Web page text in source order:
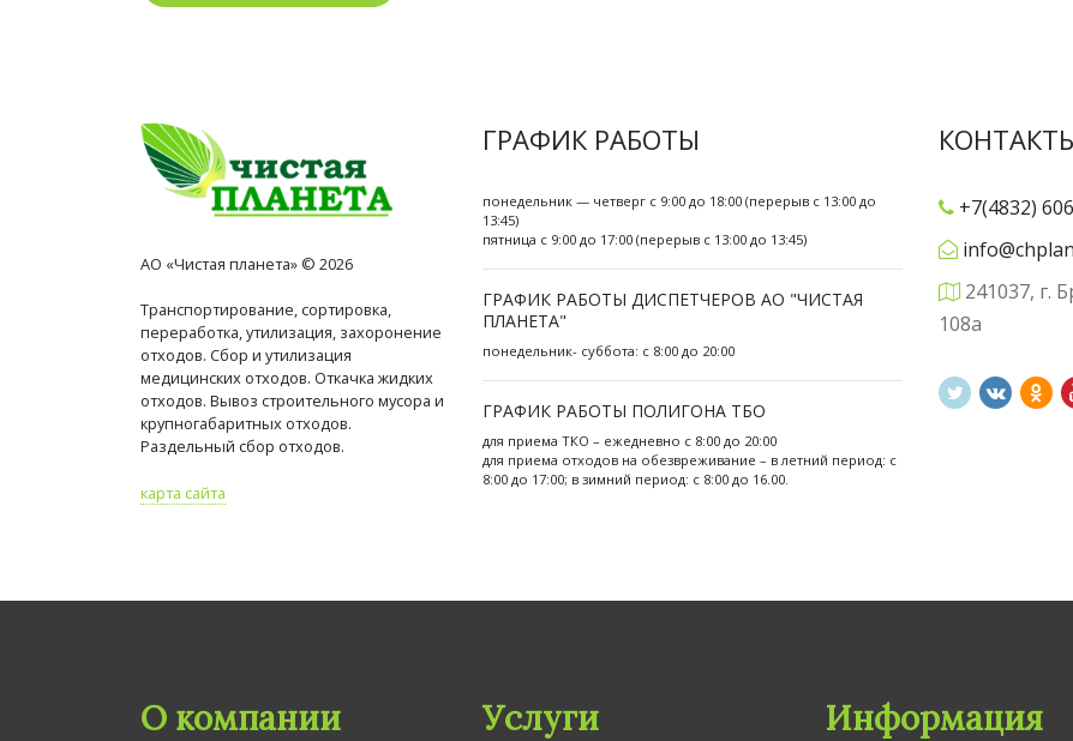
АО «Чистая планета» © 2026
Транспортирование, сортировка,
переработка, утилизация, захоронение
отходов. Сбор и утилизация
медицинских отходов. Откачка жидких
отходов. Вывоз строительного мусора и
крупногабаритных отходов.
Раздельный сбор отходов.
карта сайта
ГРАФИК РАБОТЫ
понедельник — четверг с 9:00 до 18:00 (перерыв с 13:00 до
13:45)
пятница с 9:00 до 17:00 (перерыв с 13:00 до 13:45)
ГРАФИК РАБОТЫ ДИСПЕТЧЕРОВ АО "ЧИСТАЯ
ПЛАНЕТА"
понедельник- суббота: с 8:00 до 20:00
ГРАФИК РАБОТЫ ПОЛИГОНА ТБО
для приема ТКО – ежедневно с 8:00 до 20:00
для приема отходов на обезвреживание – в летний период: с
8:00 до 17:00; в зимний период: с 8:00 до 16.00.
+7(4832)
241037, г.
108а
О компании
Услуги
Информация